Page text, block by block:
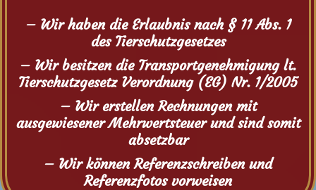
– Wir haben die Erlaubnis nach § 11 Abs. 1
des Tierschutzgesetzes
– Wir besitzen die Transportgenehmigung lt.
Tierschutzgesetz Verordnung (EG) Nr. 1/2005
– Wir erstellen Rechnungen mit
ausgewiesener Mehrwertsteuer und sind somit
absetzbar
– Wir können Referenzschreiben und
Referenzfotos vorweisen